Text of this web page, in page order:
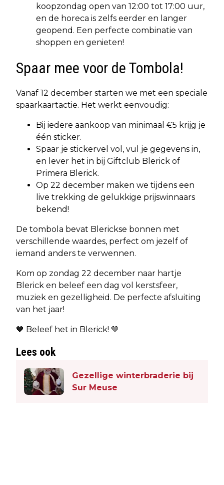
koopzondag open van 12:00 tot 17:00 uur,
en de horeca is zelfs eerder en langer
geopend. Een perfecte combinatie van
shoppen en genieten!
Spaar mee voor de Tombola!
Vanaf 12 december starten we met een speciale
spaarkaartactie. Het werkt eenvoudig:
Bij iedere aankoop van minimaal €5 krijg je
één sticker.
Spaar je stickervel vol, vul je gegevens in,
en lever het in bij Giftclub Blerick of
Primera Blerick.
Op 22 december maken we tijdens een
live trekking de gelukkige prijswinnaars
bekend!
De tombola bevat Blerickse bonnen met
verschillende waardes, perfect om jezelf of
iemand anders te verwennen.
Kom op zondag 22 december naar hartje
Blerick en beleef een dag vol kerstsfeer,
muziek en gezelligheid. De perfecte afsluiting
van het jaar!
💙 Beleef het in Blerick! 💛
Lees ook
Gezellige winterbraderie bij
Sur Meuse